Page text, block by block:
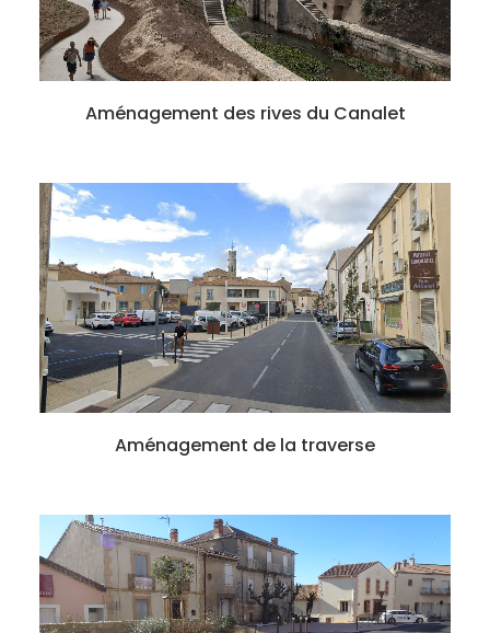
Aménagement des rives du Canalet
Aménagement de la traverse